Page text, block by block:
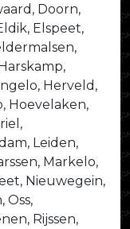
Doorn,
Elspeet,
Herveld,
Hoevelaken,
Leiden,
Markelo,
Nieuwegein,
Oss,
Rijssen,